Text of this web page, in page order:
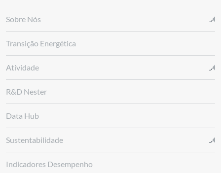
Sobre Nós
Transição Energética
Atividade
R&D Nester
Data Hub
Sustentabilidade
Indicadores Desempenho